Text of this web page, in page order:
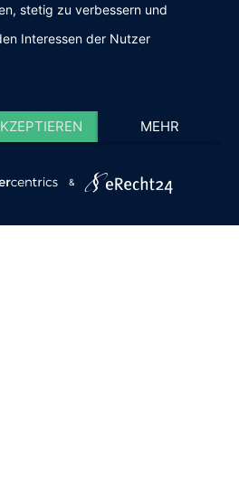
stetig zu verbessern und
Interessen der Nutzer
MEHR
&